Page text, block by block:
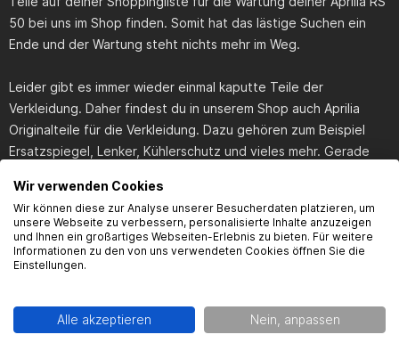
50 bei uns im Shop finden. Somit hat das lästige Suchen ein
Ende und der Wartung steht nichts mehr im Weg.
Leider gibt es immer wieder einmal kaputte Teile der
Verkleidung. Daher findest du in unserem Shop auch Aprilia
Originalteile für die Verkleidung. Dazu gehören zum Beispiel
Ersatzspiegel, Lenker, Kühlerschutz und vieles mehr. Gerade
andere Teil zu ersetzen. Von der kleinsten Schraube, über
Ersatzkolben bis hin zum Auspuff findest du in unserem
Onlineshop einfach alles. Für uns sind hohe Qualität und top
Preis wichtige Faktoren für Ersatzteile. Daher gibt es bei uns
Wir verwenden Cookies
Wir können diese zur Analyse unserer Besucherdaten platzieren, um
unsere Webseite zu verbessern, personalisierte Inhalte anzuzeigen
und Ihnen ein großartiges Webseiten-Erlebnis zu bieten. Für weitere
Informationen zu den von uns verwendeten Cookies öffnen Sie die
Einstellungen.
Alle akzeptieren Nein, anpassen